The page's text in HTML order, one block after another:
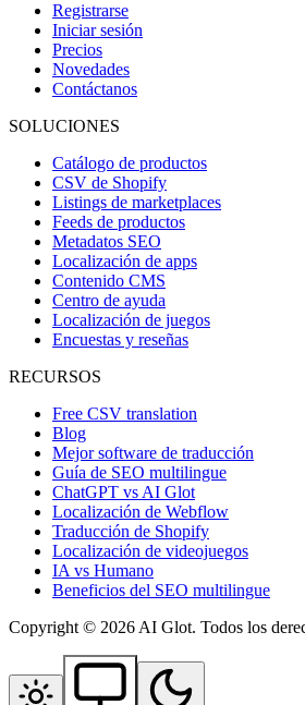
Registrarse
Iniciar sesión
Precios
Novedades
Contáctanos
SOLUCIONES
Catálogo de productos
CSV de Shopify
Listings de marketplaces
Feeds de productos
Metadatos SEO
Localización de apps
Contenido CMS
Centro de ayuda
Localización de juegos
Encuestas y reseñas
RECURSOS
Free CSV translation
Blog
Mejor software de traducción
Guía de SEO multilingue
ChatGPT vs AI Glot
Localización de Webflow
Traducción de Shopify
Localización de videojuegos
IA vs Humano
Beneficios del SEO multilingue
Copyright © 2026 AI Glot. Todos los